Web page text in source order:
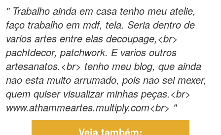
" Trabalho ainda em casa tenho meu atelie,
faço trabalho em mdf, tela. Seria dentro de
varios artes entre elas decoupage,<br>
pachtdecor, patchwork. E varios outros
artesanatos.<br> tenho meu blog, que ainda
nao esta muito arrumado, pois nao sei mexer,
quem quiser visualizar minhas peças.<br>
www.athammeartes.multiply.com<br> "
Veja também: